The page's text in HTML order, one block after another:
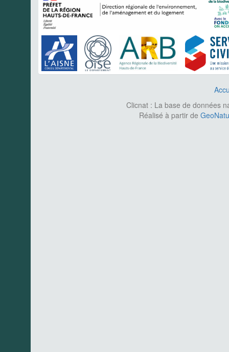
Clicnat : La base de données
Réalisé à partir de